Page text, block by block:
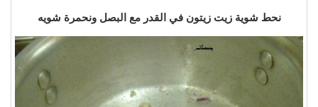
نحط شوية زيت زيتون في القدر مع البصل ونحمرة شويه